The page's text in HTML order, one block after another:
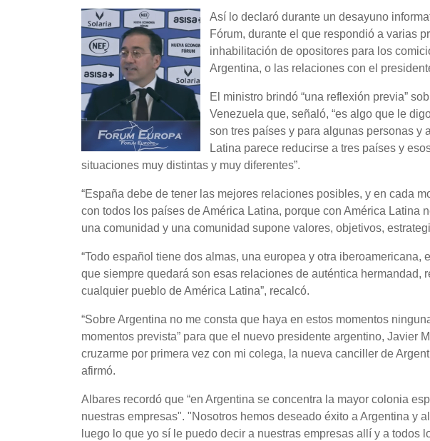
Así lo declaró durante un desayuno
Fórum, durante el que respondió a varias
inhabilitación de opositores para los
Argentina, o las relaciones con el
El ministro brindó “una reflexión previa”
Venezuela que, señaló, “es algo que le
son tres países y para algunas personas y
Latina parece reducirse a tres países y
situaciones muy distintas y muy diferentes”.
“España debe de tener las mejores relaciones posibles, y en cada
con todos los países de América Latina, porque con América Latina
una comunidad y una comunidad supone valores, objetivos,
“Todo español tiene dos almas, una europea y otra
que siempre quedará son esas relaciones de auténtica hermandad,
cualquier pueblo de América Latina”, recalcó.
“Sobre Argentina no me consta que haya en estos momentos
momentos prevista” para que el nuevo presidente argentino, Javier
cruzarme por primera vez con mi colega, la nueva canciller de
afirmó.
Albares recordó que “en Argentina se concentra la mayor colonia
nuestras empresas". "Nosotros hemos deseado éxito a Argentina y
luego lo que yo sí le puedo decir a nuestras empresas allí y a todos